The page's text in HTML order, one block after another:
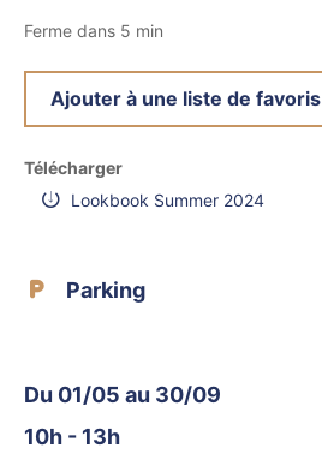
Ferme dans 5 min
Ajouter à une liste de favoris
Télécharger
Lookbook Summer 2024
Parking
Du 01/05 au 30/09
10h - 13h